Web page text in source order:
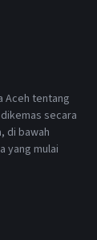
Aceh tentang
secara
di bawah
yang mulai